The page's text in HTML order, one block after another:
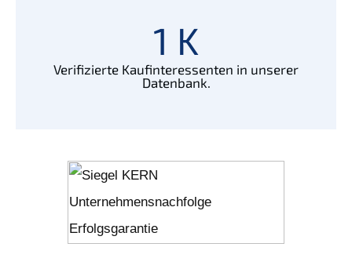
1 K
Verifi­zier­te Kaufin­ter­es­sen­ten in unserer
Datenbank.